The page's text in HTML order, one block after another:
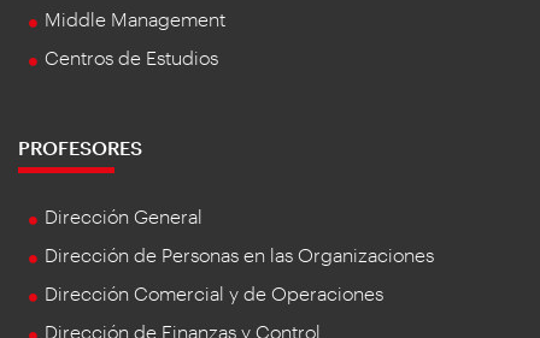
Middle Management
Centros de Estudios
PROFESORES
Dirección General
Dirección de Personas en las Organizaciones
Dirección Comercial y de Operaciones
Dirección de Finanzas y Control